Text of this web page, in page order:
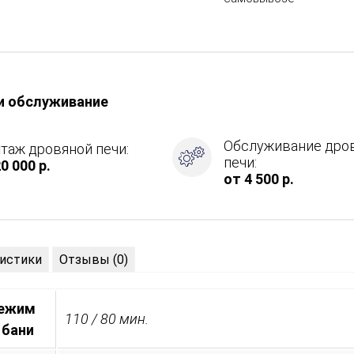
обслуживание
дровяной печи:
000 р.
Обслуживание
печи:
от 4 500 р.
Отзывы (0)
110 / 80 мин.